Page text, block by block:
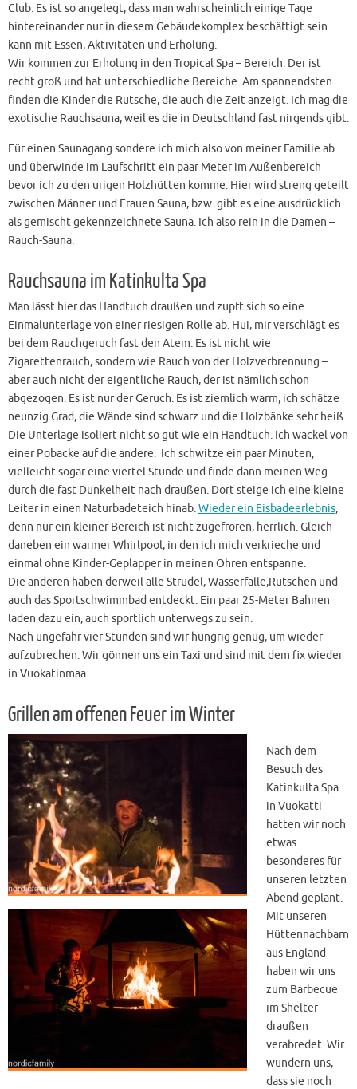
Club. Es ist so angelegt, dass man wahrscheinlich einige Tage
hintereinander nur in diesem Gebäudekomplex beschäftigt sein
kann mit Essen, Aktivitäten und Erholung.
Wir kommen zur Erholung in den Tropical Spa – Bereich. Der ist
recht groß und hat unterschiedliche Bereiche. Am spannendsten
finden die Kinder die Rutsche, die auch die Zeit anzeigt. Ich mag die
exotische Rauchsauna, weil es die in Deutschland fast nirgends gibt.
Für einen Saunagang sondere ich mich also von meiner Familie ab
und überwinde im Laufschritt ein paar Meter im Außenbereich
bevor ich zu den urigen Holzhütten komme. Hier wird streng geteilt
zwischen Männer und Frauen Sauna, bzw. gibt es eine ausdrücklich
als gemischt gekennzeichnete Sauna. Ich also rein in die Damen –
Rauch-Sauna.
Rauchsauna im Katinkulta Spa
Man lässt hier das Handtuch draußen und zupft sich so eine
Einmalunterlage von einer riesigen Rolle ab. Hui, mir verschlägt es
bei dem Rauchgeruch fast den Atem. Es ist nicht wie
Zigarettenrauch, sondern wie Rauch von der Holzverbrennung –
aber auch nicht der eigentliche Rauch, der ist nämlich schon
abgezogen. Es ist nur der Geruch. Es ist ziemlich warm, ich schätze
neunzig Grad, die Wände sind schwarz und die Holzbänke sehr heiß.
Die Unterlage isoliert nicht so gut wie ein Handtuch. Ich wackel von
einer Pobacke auf die andere. Ich schwitze ein paar Minuten,
vielleicht sogar eine viertel Stunde und finde dann meinen Weg
durch die fast Dunkelheit nach draußen. Dort steige ich eine kleine
Leiter in einen Naturbadeteich hinab. Wieder ein Eisbadeerlebnis,
denn nur ein kleiner Bereich ist nicht zugefroren, herrlich. Gleich
daneben ein warmer Whirlpool, in den ich mich verkrieche und
einmal ohne Kinder-Geplapper in meinen Ohren entspanne.
Die anderen haben derweil alle Strudel, Wasserfälle,Rutschen und
auch das Sportschwimmbad entdeckt. Ein paar 25-Meter Bahnen
laden dazu ein, auch sportlich unterwegs zu sein.
Nach ungefähr vier Stunden sind wir hungrig genug, um wieder
aufzubrechen. Wir gönnen uns ein Taxi und sind mit dem fix wieder
in Vuokatinmaa.
Grillen am offenen Feuer im Winter
Nach dem
Besuch des
Katinkulta Spa
in Vuokatti
hatten wir noch
etwas
besonderes für
unseren letzten
Abend geplant.
Mit unseren
Hüttennachbarn
aus England
haben wir uns
zum Barbecue
im Shelter
draußen
verabredet. Wir
wundern uns,
dass sie noch